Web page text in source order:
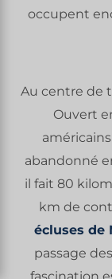
occupent
Au centre de
Ouvert
abandonné
il fait 80
km de
écluses de
passage